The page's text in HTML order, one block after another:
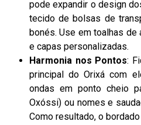
pode expandir o design
tecido de bolsas de
bonés. Use em toalhas de
e capas personalizadas.
Harmonia nos Pontos:
principal do Orixá com
ondas em ponto cheio
Oxóssi) ou nomes e
Como resultado, o